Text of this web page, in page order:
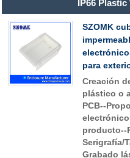
IP66
SZOMK
para
Creación
plástico o
PCB--
producto--
Serigrafía/
Grabado